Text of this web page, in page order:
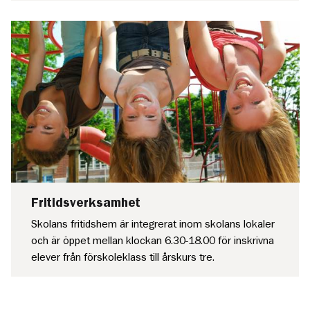
Fritidsverksamhet
Skolans fritidshem är integrerat inom skolans lokaler
och är öppet mellan klockan 6.30-18.00 för inskrivna
elever från förskoleklass till årskurs tre.